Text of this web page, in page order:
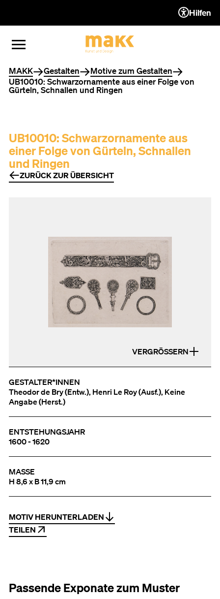
ZUM INHALT (ACCESSKEY 1)
ZUR NAVIGATION
ZUM FOOTER (ACCESSKEY 3)
MENÜ ÖFFNEN
MENÜ SCHLIESSEN
Hilfen
Sie befinden sich hier
MAKK Gestalten
Motive zum Gestalten
UB10010: Schwarzornamente aus einer Folge von
Gürteln, Schnallen und Ringen
UB10010: Schwarzornamente aus
einer Folge von Gürteln, Schnallen
und Ringen
ZURÜCK ZUR ÜBERSICHT
VERGRÖSSERN
GESTALTER*INNEN
Theodor de Bry (Entw.), Henri Le Roy (Ausf.), Keine
Angabe (Herst.)
ENTSTEHUNGSJAHR
1600 - 1620
MASSE
H 8,6 x B 11,9 cm
MOTIV HERUNTERLADEN
TEILEN
Passende Exponate zum Muster